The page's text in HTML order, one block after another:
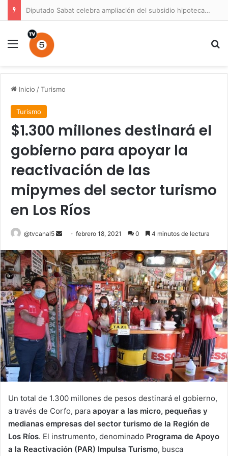
Diputado Sabat celebra ampliación del subsidio hipotecario con viviendas de hasta 6.000 UF
Menú
Inicio /Turismo
Turismo
$1.300 millones destinará el
gobierno para apoyar la
reactivación de las
mipymes del sector turismo
en Los Ríos
@tvcanal5
Send
email
febrero 18, 2021 0 4 minutos de lectura
Un total de 1.300 millones de pesos destinará el gobierno,
a través de Corfo, para apoyar a las micro, pequeñas y
medianas empresas del sector turismo de la Región de
Los Ríos. El instrumento, denominado Programa de Apoyo
a la Reactivación (PAR) Impulsa Turismo, busca